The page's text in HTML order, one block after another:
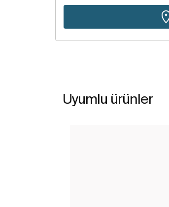
Uyumlu ürünler